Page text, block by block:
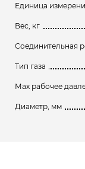
Единица
Вес, кг
Соединительная
Тип газа
Мах рабочее
Диаметр, мм